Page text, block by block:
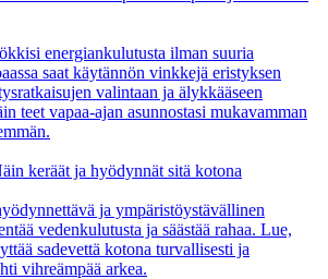
energiankulutusta ilman suuria
saat käytännön vinkkejä eristyksen
valintaan ja älykkääseen
teet vapaa-ajan asunnostasi mukavamman
keräät ja hyödynnät sitä kotona
ja ympäristöystävällinen
vedenkulutusta ja säästää rahaa. Lue,
sadevettä kotona turvallisesti ja
vihreämpää arkea.